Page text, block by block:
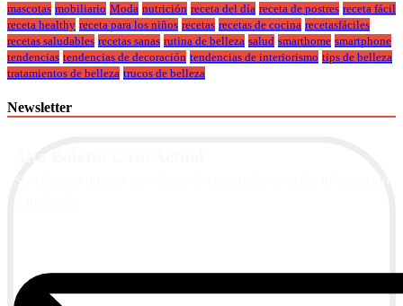
mascotas mobiliario Moda nutrición receta del día receta de postres receta fácil
receta healthy receta para los niños recetas recetas de cocina recetasfáciles
recetas saludables recetas sanas rutina de belleza salud smarthome smartphone
tendencias tendencias de decoración tendencias de interiorismo tips de belleza
tratamientos de belleza trucos de belleza
Newsletter